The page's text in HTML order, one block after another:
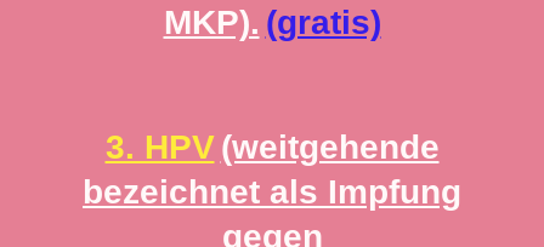
MKP). (gratis)
3. HPV (weitgehende
bezeichnet als Impfung
gegen